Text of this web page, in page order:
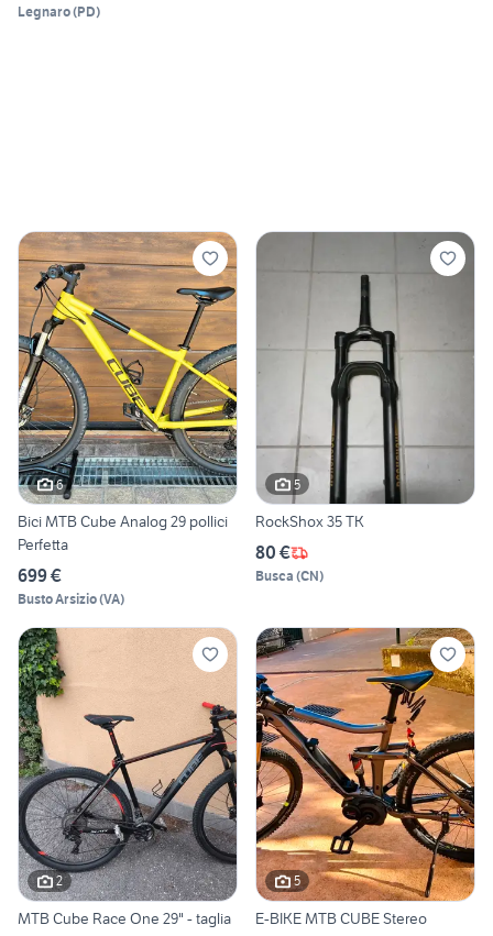
Legnaro(PD)
6
Bici MTB Cube Analog 29 pollici
Perfetta
699 €
Busto Arsizio(VA)
5
RockShox 35 TK
80 €
Busca (CN)
2
MTB Cube Race One 29" - taglia
5
E-BIKE MTB CUBE Stereo